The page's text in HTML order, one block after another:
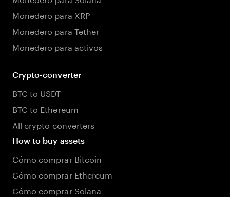
Monedero para XRP
Monedero para Tether
Monedero para activos
Crypto-converter
BTC to USDT
BTC to Ethereum
All crypto converters
How to buy assets
Cómo comprar Bitcoin
Cómo comprar Ethereum
Cómo comprar Solana